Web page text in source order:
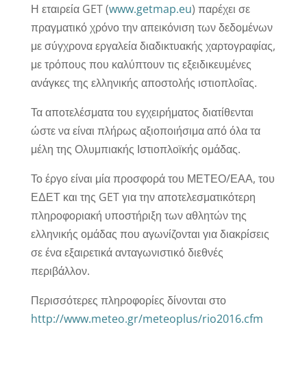
Η εταιρεία GET (www.getmap.eu) παρέχει σε
πραγματικό χρόνο την απεικόνιση των δεδομένων
με σύγχρονα εργαλεία διαδικτυακής χαρτογραφίας,
με τρόπους που καλύπτουν τις εξειδικευμένες
ανάγκες της ελληνικής αποστολής ιστιοπλοΐας.
Τα αποτελέσματα του εγχειρήματος διατίθενται
ώστε να είναι πλήρως αξιοποιήσιμα από όλα τα
μέλη της Ολυμπιακής Ιστιοπλοϊκής ομάδας.
Το έργο είναι μία προσφορά του ΜΕΤΕΟ/ΕΑΑ, του
ΕΔΕΤ και της GET για την αποτελεσματικότερη
πληροφοριακή υποστήριξη των αθλητών της
ελληνικής ομάδας που αγωνίζονται για διακρίσεις
σε ένα εξαιρετικά ανταγωνιστικό διεθνές
περιβάλλον.
Περισσότερες πληροφορίες δίνονται στο
http://www.meteo.gr/meteoplus/rio2016.cfm